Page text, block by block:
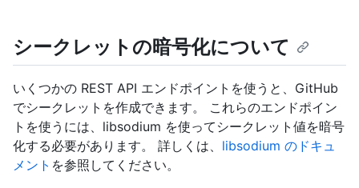
シークレットの暗号化について
いくつかの REST API エンドポイントを使うと、GitHub
でシークレットを作成できます。 これらのエンドポイン
トを使うには、libsodium を使ってシークレット値を暗号
化する必要があります。 詳しくは、 libsodium のドキュ
メント を参照してください。